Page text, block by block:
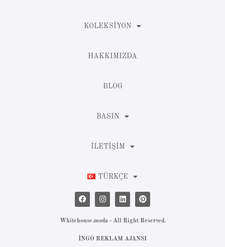
KOLEKSIYON
HAKKIMIZDA
BLOG
BASIN
İLETIŞIM
TÜRKÇE
Whitehouse.moda - All Right Reserved.
İNGO REKLAM AJANSI